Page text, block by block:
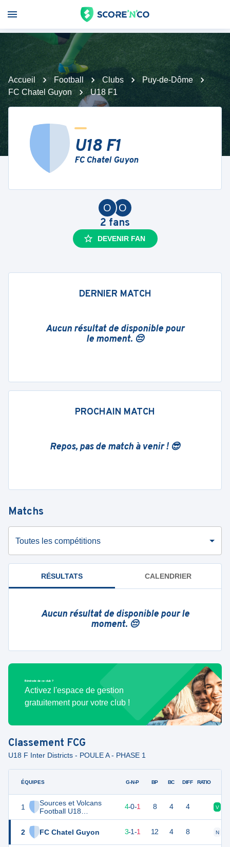
Accueil Football Clubs
Puy-de-Dôme
FC Chatel Guyon
U18 F1
U18 F1
FC Chatel Guyon
O
O
2 fans
DEVENIR FAN
DERNIER MATCH
Aucun résultat de disponible pour
le moment. 😔
PROCHAIN MATCH
Repos, pas de match à venir ! 😎
Matchs
Toutes les compétitions
RÉSULTATS CALENDRIER
Aucun résultat de disponible pour le
moment. 😔
Bénévole de ce club ?
Activez l'espace de gestion
gratuitement pour votre club !
Classement FCG
U18 F Inter Districts - POULE A - PHASE 1
ÉQUIPES
1
Sources et Volcans
Football U18
Féminines
2
FC Chatel Guyon
G-N-P BP BC DIFF RATIO
12 4-0-1 8 4 4 V
10 3-1-1 12 4 8 N